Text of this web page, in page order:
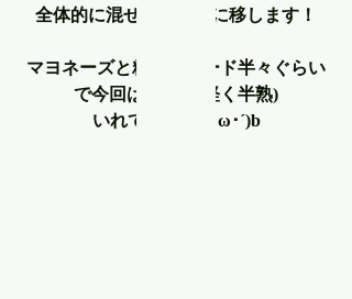
全体的に混ぜてボールに移します！
マヨネーズと粒マスタード半々ぐらい
で今回はゆで卵(軽く半熟)
いれてます～(`･ω･´)b